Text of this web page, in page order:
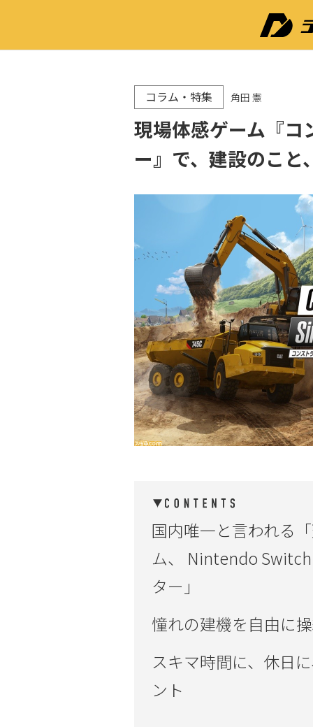
コラム・特集 角田 憲
現場体感ゲーム『コ
ー』で、建設のこ
国内唯一と言われる
ム、 Nintendo
ター」
憧れの建機を自由に
スキマ時間に、休日
ント